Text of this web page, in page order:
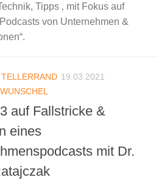
Tipps ‚ mit Fokus auf
von Unternehmen &
TELLERRAND 19.03.2021
auf Fallstricke &
eines
mit Dr.